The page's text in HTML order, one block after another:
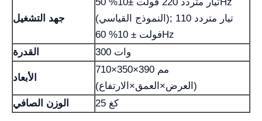
جهد التشغيل
(النموذج القياسي); تيار متردد 110
فولت ± 10% 60Hz
القدرة
300 وات
الأبعاد
710×350×390 مم
(العرض×العمق×الارتفاع)
الوزن الصافي
25 كغ